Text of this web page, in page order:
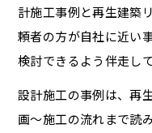
計施工事例と再生建築
頼者の方が自社に近い
検討できるよう伴走して
設計施工の事例は、再
画〜施工の流れまで読